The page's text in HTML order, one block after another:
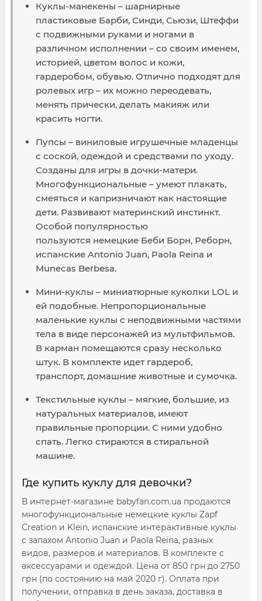
Куклы-манекены – шарнирные
пластиковые Барби, Синди, Сьюзи, Штеффи
с подвижными руками и ногами в
различном исполнении – со своим именем,
историей, цветом волос и кожи,
гардеробом, обувью. Отлично подходят для
ролевых игр – их можно переодевать,
менять прически, делать макияж или
красить ногти.
Пупсы – виниловые игрушечные младенцы
с соской, одеждой и средствами по уходу.
Созданы для игры в дочки-матери.
Многофункциональные – умеют плакать,
смеяться и капризничают как настоящие
дети. Развивают материнский инстинкт.
Особой популярностью
пользуются немецкие Беби Борн, Реборн,
испанские Antonio Juan, Paola Reina и
Munecas Berbesa.
Мини-куклы – миниатюрные куколки LOL и
ей подобные. Непропорциональные
маленькие куклы с неподвижными частями
тела в виде персонажей из мультфильмов.
В карман помещаются сразу несколько
штук. В комплекте идет гардероб,
транспорт, домашние животные и сумочка.
Текстильные куклы – мягкие, большие, из
натуральных материалов, имеют
правильные пропорции. С ними удобно
спать. Легко стираются в стиральной
машине.
Где купить куклу для девочки?
В интернет-магазине babyfan.com.ua продаются
многофункциональные немецкие куклы Zapf
Creation и Klein, испанские интерактивные куклы
с запахом Antonio Juan и Paola Reina, разных
видов, размеров и материалов. В комплекте с
аксессуарами и одеждой. Цена от 850 грн до 2750
грн (по состоянию на май 2020 г). Оплата при
получении, отправка в день заказа, доставка в